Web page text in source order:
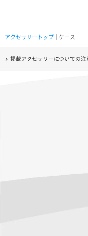
アクセサリートップ ｜ケース
掲載アクセサリーについての注